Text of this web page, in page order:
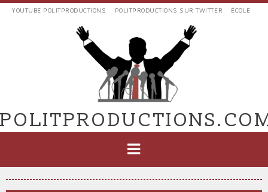
Aller
EXTERNES
POLIT'PRODUCTIONS
YOUTUBE POLITPRODUCTIONS POLITPRODUCTIONS SUR TWITTER ÉCOLE
PRINCIPALE